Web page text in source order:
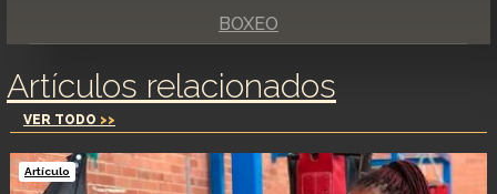
BOXEO
Artículos relacionados
VER TODO >>
Artículo